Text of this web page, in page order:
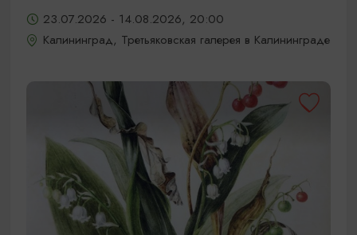
23.07.2026 - 14.08.2026, 20:00
Калининград, Третьяковская галерея в Калининграде